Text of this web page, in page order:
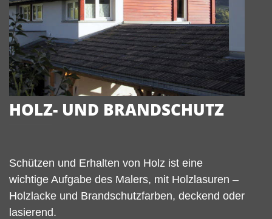
HOLZ- UND BRANDSCHUTZ
Schützen und Erhalten von Holz ist eine
wichtige Aufgabe des Malers, mit Holzlasuren –
Holzlacke und Brandschutzfarben, deckend oder
lasierend.